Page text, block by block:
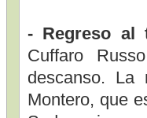
- Regreso al
Cuffaro
descanso. La
Montero, que